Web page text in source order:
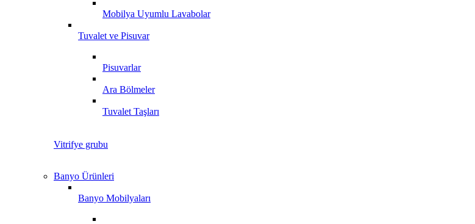
Mobilya Uyumlu Lavabolar
Tuvalet ve Pisuvar
Pisuvarlar
Ara Bölmeler
Tuvalet Taşları
Vitrifye grubu
Banyo Ürünleri
Banyo Mobilyaları